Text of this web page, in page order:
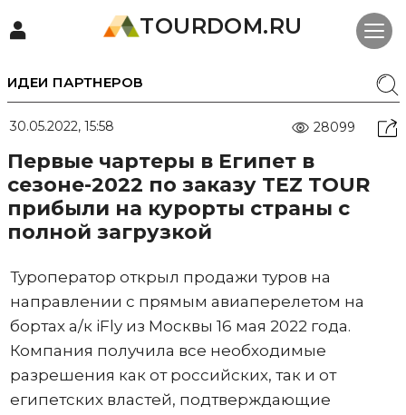
TOURDOM.RU
ИДЕИ ПАРТНЕРОВ
30.05.2022, 15:58 28099
Первые чартеры в Египет в
сезоне-2022 по заказу TEZ TOUR
прибыли на курорты страны с
полной загрузкой
Туроператор открыл продажи туров на
направлении с прямым авиаперелетом на
бортах а/к iFly из Москвы 16 мая 2022 года.
Компания получила все необходимые
разрешения как от российских, так и от
египетских властей, подтверждающие